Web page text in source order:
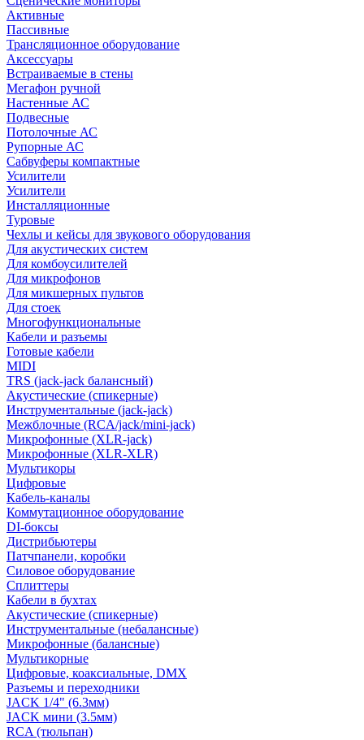
Активные
Пассивные
Трансляционное оборудование
Аксессуары
Встраиваемые в стены
Мегафон ручной
Настенные АС
Подвесные
Потолочные АС
Рупорные АС
Сабвуферы компактные
Усилители
Усилители
Инсталляционные
Туровые
Чехлы и кейсы для звукового оборудования
Для акустических систем
Для комбоусилителей
Для микрофонов
Для микшерных пультов
Для стоек
Многофункциональные
Кабели и разъемы
Готовые кабели
MIDI
TRS (jack-jack балансный)
Акустические (спикерные)
Инструментальные (jack-jack)
Межблочные (RCA/jack/mini-jack)
Микрофонные (XLR-jack)
Микрофонные (XLR-XLR)
Мультикоры
Цифровые
Кабель-каналы
Коммутационное оборудование
DI-боксы
Дистрибьютеры
Патчпанели, коробки
Силовое оборудование
Сплиттеры
Кабели в бухтах
Акустические (спикерные)
Инструментальные (небалансные)
Микрофонные (балансные)
Мультикорные
Цифровые, коаксиальные, DMX
Разъемы и переходники
JACK 1/4" (6.3мм)
JACK мини (3.5мм)
RCA (тюльпан)